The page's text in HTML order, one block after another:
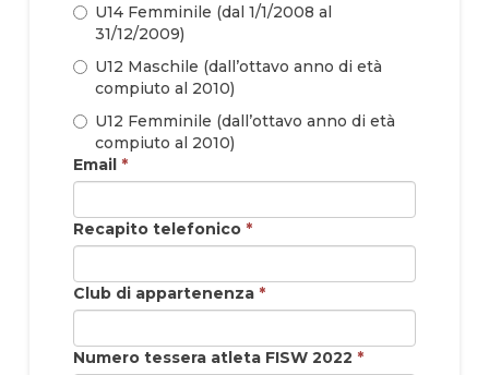
U14 Femminile (dal 1/1/2008 al
31/12/2009)
U12 Maschile (dall’ottavo anno di età
compiuto al 2010)
U12 Femminile (dall’ottavo anno di età
compiuto al 2010)
Email *
Recapito telefonico *
Club di appartenenza *
Numero tessera atleta FISW 2022 *